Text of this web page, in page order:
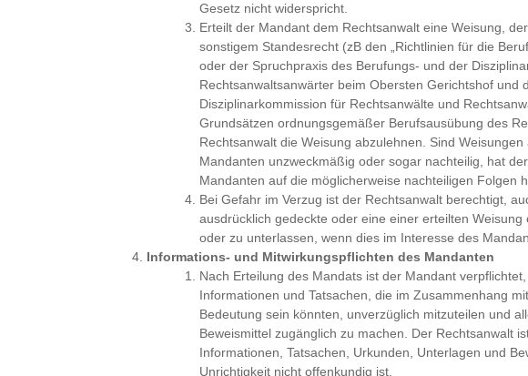
Gesetz nicht widerspricht.
Erteilt der Mandant dem Rechtsanwalt eine Weisung,
sonstigem Standesrecht (zB den „Richtlinien für die
oder der Spruchpraxis des Berufungs- und der
Rechtsanwaltsanwärter beim Obersten Gerichtshof und
Disziplinarkommission für Rechtsanwälte und
Grundsätzen ordnungsgemäßer Berufsausübung des
Rechtsanwalt die Weisung abzulehnen. Sind
Mandanten unzweckmäßig oder sogar nachteilig, hat
Mandanten auf die möglicherweise nachteiligen Folgen
Bei Gefahr im Verzug ist der Rechtsanwalt berechtigt,
ausdrücklich gedeckte oder eine einer erteilten
oder zu unterlassen, wenn dies im Interesse des
Informations- und Mitwirkungspflichten des Mandanten
Nach Erteilung des Mandats ist der Mandant
Informationen und Tatsachen, die im Zusammenhang
Bedeutung sein könnten, unverzüglich mitzuteilen und
Beweismittel zugänglich zu machen. Der Rechtsanwalt
Informationen, Tatsachen, Urkunden, Unterlagen und
Unrichtigkeit nicht offenkundig ist.